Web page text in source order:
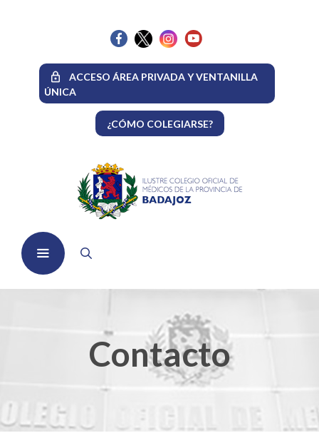
ACCESO ÁREA PRIVADA Y VENTANILLA
ÚNICA
¿CÓMO COLEGIARSE?
Contacto